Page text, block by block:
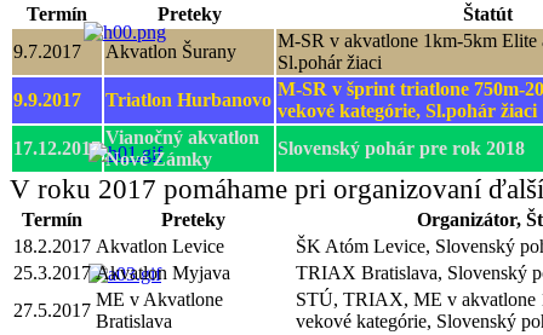
Termín Preteky
Štatút
9.7.2017
Akvatlon Šurany
M-SR v akvatlone 1km-5km Elite
Sl.pohár žiaci
9.9.2017
Triatlon Hurbanovo
M-SR v šprint triatlone 750m-
vekové kategórie, Sl.pohár žiaci
17.12.2017
Vianočný akvatlon
Nové Zámky
Slovenský pohár pre rok 2018
V roku 2017 pomáhame pri organizovaní
Termín Preteky
Organizátor,
18.2.2017 Akvatlon Levice
ŠK Atóm Levice, Slovenský
25.3.2017 Akvatlon Myjava
TRIAX Bratislava, Slovenský
27.5.2017
ME v Akvatlone
Bratislava
STÚ, TRIAX, ME v akvatlone
vekové kategórie, Slovenský